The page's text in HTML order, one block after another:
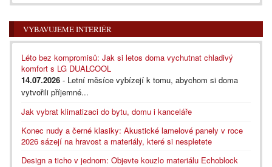
VYBAVUJEME INTERIÉR
Léto bez kompromisů: Jak si letos doma vychutnat chladivý
komfort s LG DUALCOOL
14.07.2026 - Letní měsíce vybízejí k tomu, abychom si doma
vytvořili příjemné...
Jak vybrat klimatizaci do bytu, domu i kanceláře
Konec nudy a černé klasiky: Akustické lamelové panely v roce
2026 sázejí na hravost a materiály, které si nespletete
Design a ticho v jednom: Objevte kouzlo materiálu Echoblock